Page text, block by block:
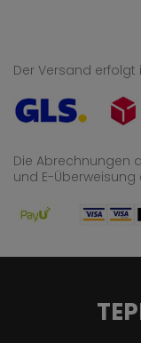
Der Versand erfolgt
Die Abrechnungen
und E-Überweisung